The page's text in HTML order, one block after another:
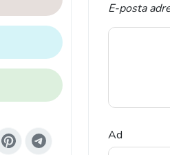
E-posta
Ad